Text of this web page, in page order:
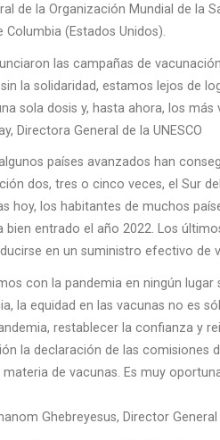
de la Organización Mundial de la
Columbia (Estados Unidos).
las campañas de
la solidaridad, estamos lejos de
sola dosis y, hasta ahora, los
Directora General de la UNESCO
países avanzados han
dos, tres o cinco veces, el Sur
hoy, los habitantes de muchos
bien entrado el año 2022. Los
en un suministro efectivo de
con la pandemia en ningún
la equidad en las vacunas no es
restablecer la confianza y
la declaración de las comisiones
materia de vacunas. Es muy
Ghebreyesus, Director